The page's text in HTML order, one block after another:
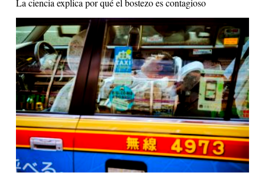
La ciencia explica por qué el bostezo es contagioso